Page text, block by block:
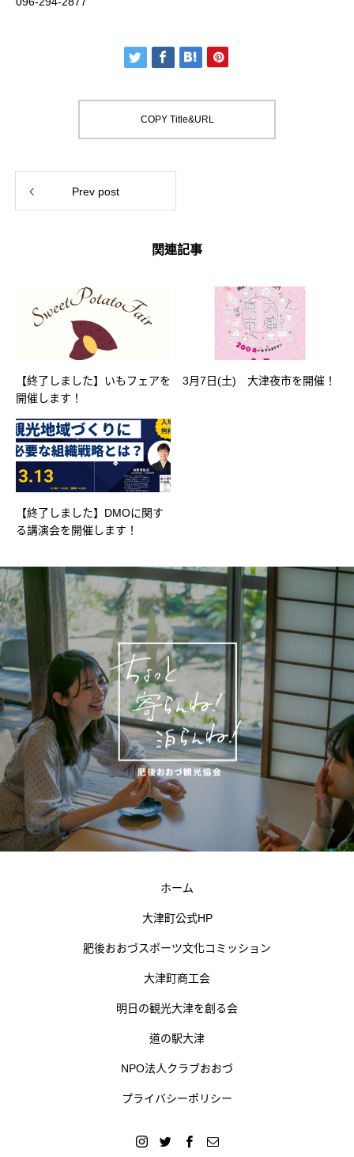
COPY Title&URL
Prev post
関連記事
【終了しました】いもフェアを
開催します！
3月7日(土) 大津夜市を開催！
【終了しました】DMOに関す
る講演会を開催します！
ホーム
大津町公式HP
肥後おおづスポーツ文化コミッション
大津町商工会
明日の観光大津を創る会
道の駅大津
NPO法人クラブおおづ
プライバシーポリシー